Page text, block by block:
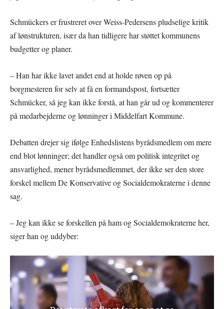
Schmückers er frustreret over Weiss-Pedersens pludselige kritik
af lønstrukturen, især da han tidligere har støttet kommunens
budgetter og planer.
– Han har ikke lavet andet end at holde røven op på
borgmesteren for selv at få en formandspost, fortsætter
Schmücker, så jeg kan ikke forstå, at han går ud og kommenterer
på medarbejderne og lønninger i Middelfart Kommune.
Debatten drejer sig ifølge Enhedslistens byrådsmedlem om mere
end blot lønninger; det handler også om politisk integritet og
ansvarlighed, mener byrådsmedlemmet, der ikke ser den store
forskel mellem De Konservative og Socialdemokraterne i denne
sag.
– Jeg kan ikke se forskellen på ham og Socialdemokraterne her,
siger han og uddyber: